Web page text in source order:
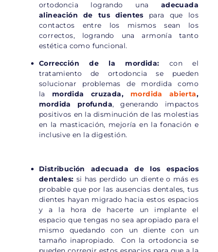
ortodoncia logrando una adecuada
alineación de tus dientes para que los
contactos entre los mismos sean los
correctos, logrando una armonía tanto
estética como funcional.
Corrección de la mordida: con el
tratamiento de ortodoncia se pueden
solucionar problemas de mordida como
la mordida cruzada, mordida abierta,
mordida profunda, generando impactos
positivos en la disminución de las molestias
en la masticación, mejoría en la fonación e
inclusive en la digestión.
Distribución adecuada de los espacios
dentales: si has perdido un diente o más es
probable que por las ausencias dentales, tus
dientes hayan migrado hacia estos espacios
y a la hora de hacerte un implante el
espacio que tengas no sea apropiado para el
mismo quedando con un diente con un
tamaño inapropiado. Con la ortodoncia se